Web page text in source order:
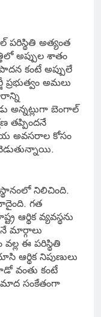
పరిస్థితి అత్యంత
అప్పుల శాతం
కంటే అప్పులే
అమలు
అన్నట్లుగా బెంగాల్
తప్పిందనే
అవసరాల కోసం
నెడుతున్నాయి.
నిలిచింది.
గత
ఆర్థిక వ్యవస్థను
మార్గాలు
ఈ పరిస్థితి
ఆర్థిక నిపుణులు
వంతు కంటే
సంకేతంగా